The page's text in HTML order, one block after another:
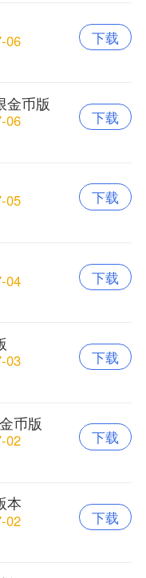
06
下载
金币版
06
下载
05
下载
04
下载
03
下载
币版
02
下载
本
02
下载